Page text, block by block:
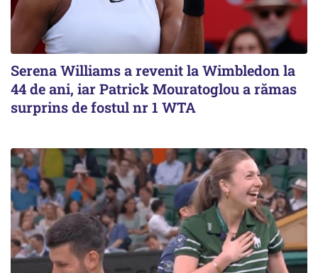
Serena Williams a revenit la Wimbledon la
44 de ani, iar Patrick Mouratoglou a rămas
surprins de fostul nr 1 WTA